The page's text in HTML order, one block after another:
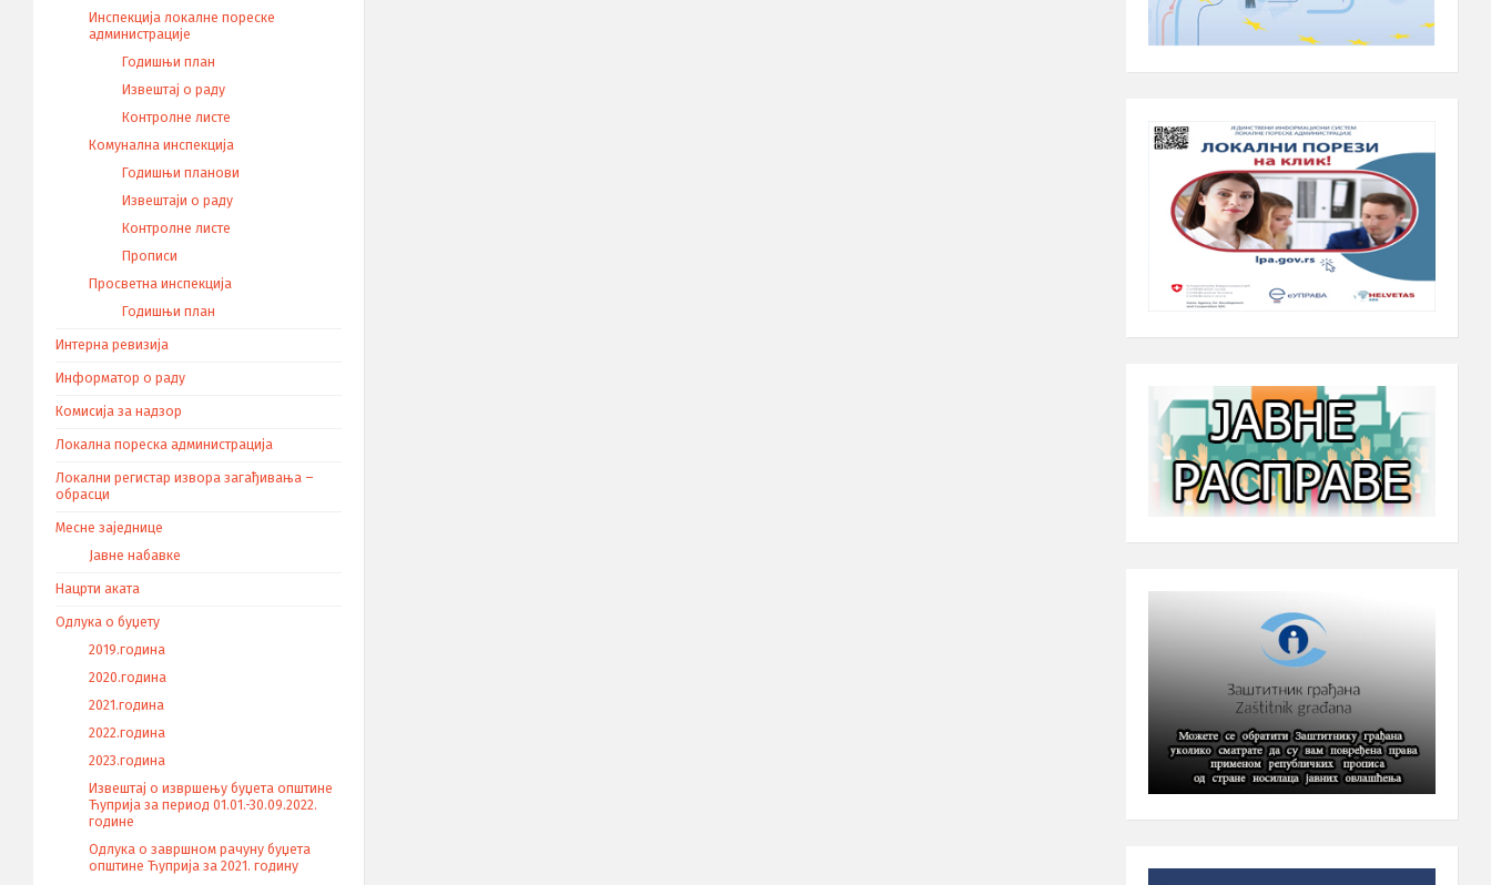
Инспекција локалне пореске
администрације
Годишњи план
Извештај о раду
Контролне листе
Комунална инспекција
Годишњи планови
Извештаји о раду
Контролне листе
Прописи
Просветна инспекција
Годишњи план
Интерна ревизија
Информатор о раду
Комисија за надзор
Локална пореска администрација
Локални регистар извора загађивања –
обрасци
Месне заједнице
Јавне набавке
Нацрти аката
Одлука о буџету
2019.година
2020.година
2021.година
2022.година
2023.година
Извештај о извршењу буџета општине
Ћуприја за период 01.01.-30.09.2022.
године
Одлука о завршном рачуну буџета
општине Ћуприја за 2021. годину